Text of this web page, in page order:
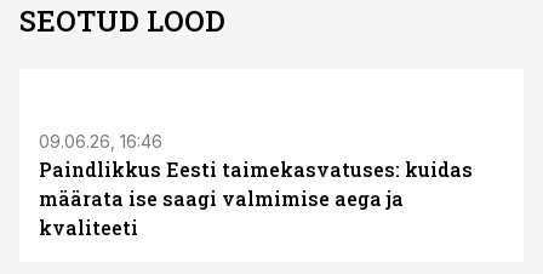
SEOTUD LOOD
09.06.26, 16:46
Paindlikkus Eesti taimekasvatuses: kuidas
määrata ise saagi valmimise aega ja
kvaliteeti